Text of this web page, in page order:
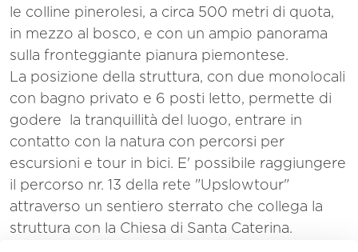
le colline pinerolesi, a circa 500 metri di quota,
in mezzo al bosco, e con un ampio panorama
sulla fronteggiante pianura piemontese.
La posizione della struttura, con due monolocali
con bagno privato e 6 posti letto, permette di
godere la tranquillità del luogo, entrare in
contatto con la natura con percorsi per
escursioni e tour in bici. E' possibile raggiungere
il percorso nr. 13 della rete "Upslowtour"
attraverso un sentiero sterrato che collega la
struttura con la Chiesa di Santa Caterina.